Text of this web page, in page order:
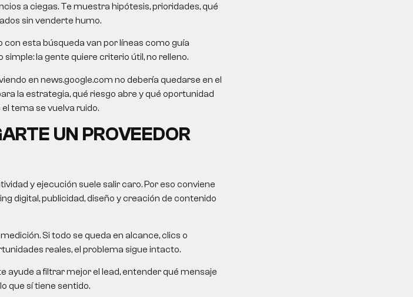
a ciegas. Te muestra hipótesis, prioridades, qué
sin venderte humo.
esta búsqueda van por líneas como guía
la gente quiere criterio útil, no relleno.
en news.google.com no debería quedarse en el
la estrategia, qué riesgo abre y qué oportunidad
tema se vuelva ruido.
UN PROVEEDOR
y ejecución suele salir caro. Por eso conviene
digital, publicidad, diseño y creación de contenido
Si todo se queda en alcance, clics o
reales, el problema sigue intacto.
ayude a filtrar mejor el lead, entender qué mensaje
que sí tiene sentido.